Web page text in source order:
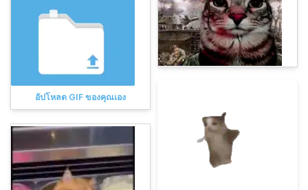
อัปโหลด GIF ของคุณเอง